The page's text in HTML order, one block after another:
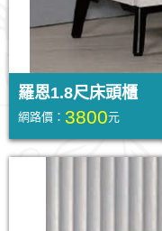
羅恩1.8尺床頭櫃
網路價： 3800元